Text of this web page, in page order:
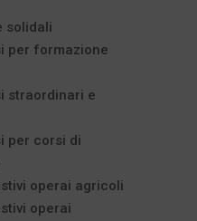
solidali
per formazione
straordinari e
per corsi di
operai agricoli
operai